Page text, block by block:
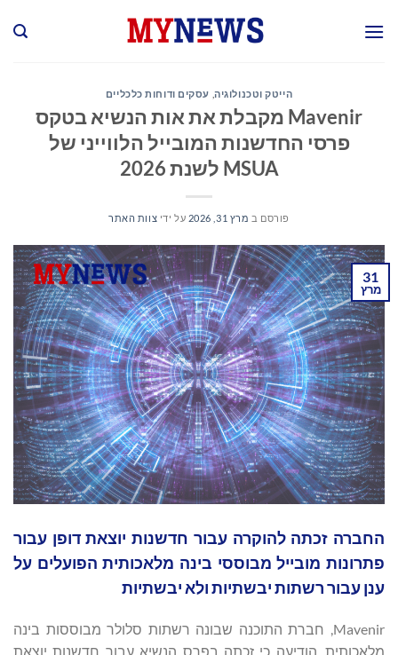
הייטק וטכנולוגיה, עסקים ודוחות כלכליים
Mavenir מקבלת את אות הנשיא בטקס
פרסי החדשנות המובייל הלווייני של
MSUA לשנת 2026
פורסם ב מרץ 31, 2026 על ידי צוות האתר
31
מרץ
החברה זכתה להוקרה עבור חדשנות יוצאת דופן עבור
פתרונות מובייל מבוססי בינה מלאכותית הפועלים על
ענן עבור רשתות יבשתיות ולא יבשתיות
Mavenir, חברת התוכנה שבונה רשתות סלולר מבוססות בינה
מלאכותית, הודיעה כי זכתה בפרס הנשיא עבור חדשנות יוצאת